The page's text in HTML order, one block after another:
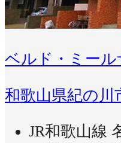
ベルド・ミール
和歌山県紀の川
JR和歌山線